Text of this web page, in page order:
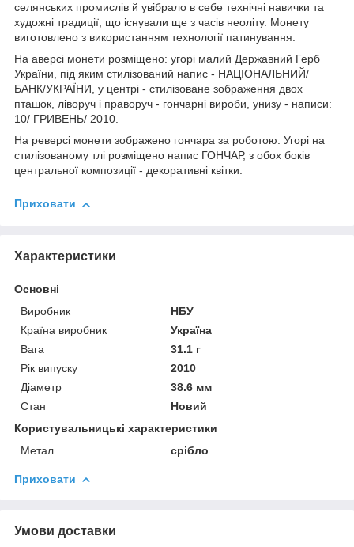
селянських промислів й увібрало в себе технічні навички та
художні традиції, що існували ще з часів неоліту. Монету
виготовлено з використанням технології патинування.
На аверсі монети розміщено: угорі малий Державний Герб
України, під яким стилізований напис - НАЦІОНАЛЬНИЙ/
БАНК/УКРАЇНИ, у центрі - стилізоване зображення двох
пташок, ліворуч і праворуч - гончарні вироби, унизу - написи:
10/ ГРИВЕНЬ/ 2010.
На реверсі монети зображено гончара за роботою. Угорі на
стилізованому тлі розміщено напис ГОНЧАР, з обох боків
центральної композиції - декоративні квітки.
Приховати
Характеристики
Основні
Виробник
НБУ
Країна виробник
Україна
Вага
31.1 г
Рік випуску
2010
Діаметр
38.6 мм
Стан
Новий
Користувальницькі характеристики
Метал
срібло
Приховати
Умови доставки